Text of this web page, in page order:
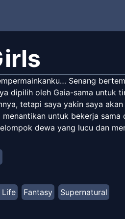
Senang
dipilih oleh Gaia-sama untuk
tetapi saya yakin saya
untuk bekerja
dewa yang lucu dan
Life Fantasy Supernatural